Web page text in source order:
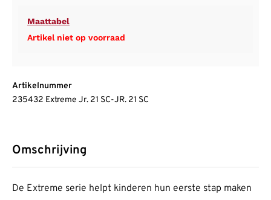
Maattabel
Artikel niet op voorraad
Artikelnummer
235432 Extreme Jr. 21 SC-JR. 21 SC
Omschrijving
De Extreme serie helpt kinderen hun eerste stap maken